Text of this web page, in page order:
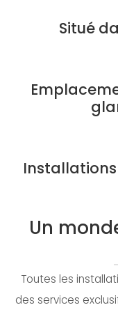
Situé
Un
Toutes les
des services